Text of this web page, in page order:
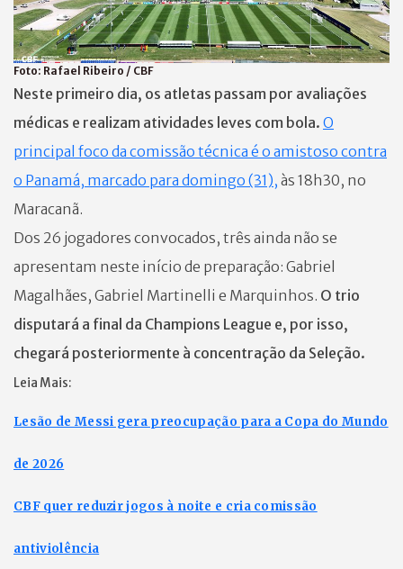
Foto: Rafael Ribeiro / CBF
Neste primeiro dia, os atletas passam por avaliações
médicas e realizam atividades leves com bola. O
principal foco da comissão técnica é o amistoso contra
o Panamá, marcado para domingo (31), às 18h30, no
Maracanã.
Dos 26 jogadores convocados, três ainda não se
apresentam neste início de preparação: Gabriel
Magalhães, Gabriel Martinelli e Marquinhos. O trio
disputará a final da Champions League e, por isso,
chegará posteriormente à concentração da Seleção.
Leia Mais:
Lesão de Messi gera preocupação para a Copa do Mundo
de 2026
CBF quer reduzir jogos à noite e cria comissão
antiviolência